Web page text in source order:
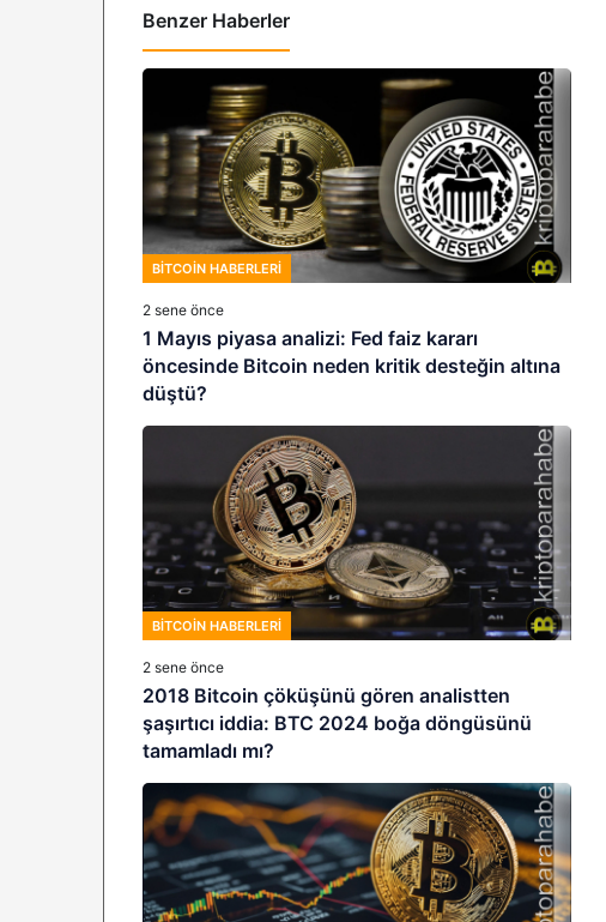
Benzer Haberler
BITCOIN HABERLERI
2 sene önce
1 Mayıs piyasa analizi: Fed faiz kararı
öncesinde Bitcoin neden kritik desteğin altına
düştü?
BITCOIN HABERLERI
2 sene önce
2018 Bitcoin çöküşünü gören analistten
şaşırtıcı iddia: BTC 2024 boğa döngüsünü
tamamladı mı?